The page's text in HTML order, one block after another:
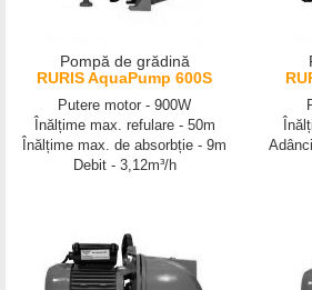
Pompă de grădină
RURIS AquaPump 600S
Putere motor - 900W
Înălțime max. refulare - 50m
Înălțime max. de absorbție - 9m
Debit - 3,12m³/h